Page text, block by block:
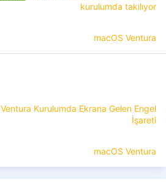
kurulumda takılıyor
macOS Ventura
Ventura Kurulumda Ekrana Gelen Engel
İşareti
macOS Ventura